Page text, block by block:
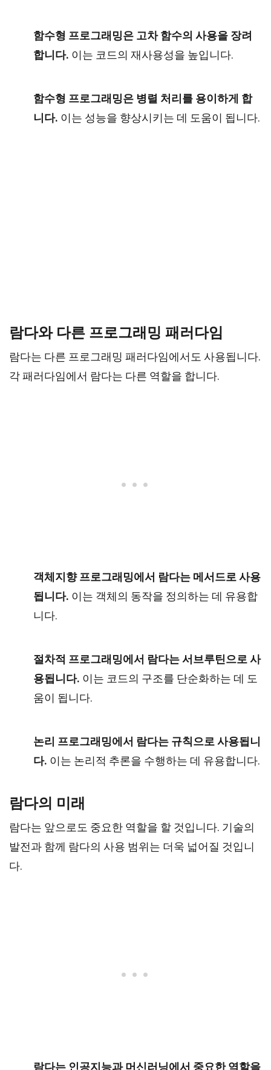
함수형 프로그래밍은 고차 함수의 사용을 장려
합니다. 이는 코드의 재사용성을 높입니다.
함수형 프로그래밍은 병렬 처리를 용이하게 합
니다. 이는 성능을 향상시키는 데 도움이 됩니다.
람다와 다른 프로그래밍 패러다임
람다는 다른 프로그래밍 패러다임에서도 사용됩니다.
각 패러다임에서 람다는 다른 역할을 합니다.
객체지향 프로그래밍에서 람다는 메서드로 사용
됩니다. 이는 객체의 동작을 정의하는 데 유용합
니다.
절차적 프로그래밍에서 람다는 서브루틴으로 사
용됩니다. 이는 코드의 구조를 단순화하는 데 도
움이 됩니다.
논리 프로그래밍에서 람다는 규칙으로 사용됩니
다. 이는 논리적 추론을 수행하는 데 유용합니다.
람다의 미래
람다는 앞으로도 중요한 역할을 할 것입니다. 기술의
발전과 함께 람다의 사용 범위는 더욱 넓어질 것입니
다.
람다는 인공지능과 머신러닝에서 중요한 역할을